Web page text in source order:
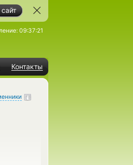
Контакты
09:37:21